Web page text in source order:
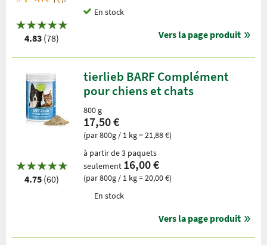
4.83 (78)
En stock
Vers la page produit
4.75 (60)
tierlieb BARF Complément
pour chiens et chats
800 g
17,50 €
(par 800g / 1 kg = 21,88 €)
à partir de 3 paquets
seulement 16,00 €
(par 800g / 1 kg = 20,00 €)
En stock
Vers la page produit